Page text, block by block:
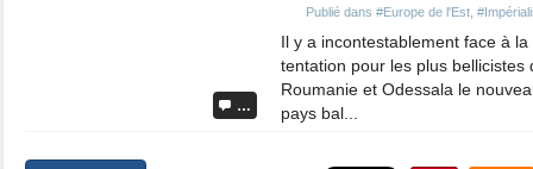
…
Publié dans #Europe de l'Est
Il y a incontestablement face à
tentation pour les plus bellicistes
Roumanie et Odessala le
pays bal...